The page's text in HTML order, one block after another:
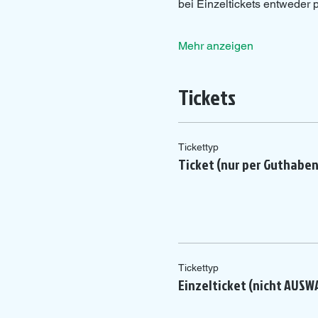
bei Einzeltickets entweder
Mehr anzeigen
Tickets
Tickettyp
Ticket (nur per
Tickettyp
Einzelticket (nicht